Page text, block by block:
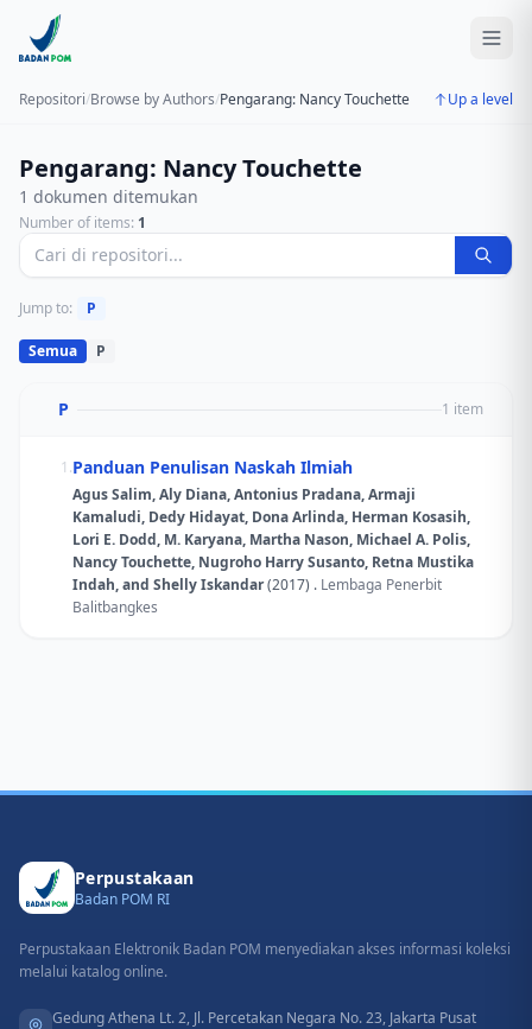
Repositori/Browse by Authors/Pengarang: Nancy Touchette Up a level
Pengarang: Nancy Touchette
1 dokumen ditemukan
Number of items: 1
Jump to: P
Semua P
P 1 item
1.Panduan Penulisan Naskah Ilmiah
Agus Salim, Aly Diana, Antonius Pradana, Armaji
Kamaludi, Dedy Hidayat, Dona Arlinda, Herman Kosasih,
Lori E. Dodd, M. Karyana, Martha Nason, Michael A. Polis,
Nancy Touchette, Nugroho Harry Susanto, Retna Mustika
Indah, and Shelly Iskandar(2017) . Lembaga Penerbit
Balitbangkes
Perpustakaan
Badan POM RI
Perpustakaan Elektronik Badan POM menyediakan akses informasi koleksi
melalui katalog online.
Gedung Athena Lt. 2, Jl. Percetakan Negara No. 23, Jakarta Pusat